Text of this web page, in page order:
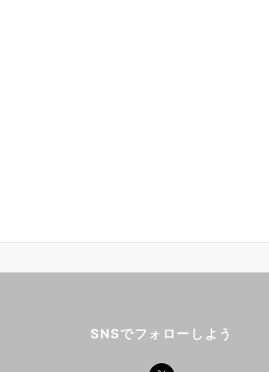
SNSでフォローしよう